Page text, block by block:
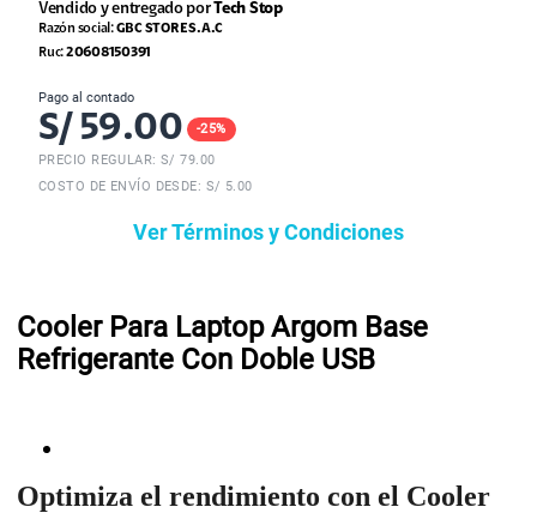
Vendido y entregado por Tech Stop
Razón social:GBC STORE S.A.C
Ruc:20608150391
Pago al contado
S/ 59.00 -25%
PRECIO REGULAR: S/79.00
COSTO DE ENVÍO DESDE: S/ 5.00
Ver Términos y Condiciones
Cooler Para Laptop Argom Base
Refrigerante Con Doble USB
Optimiza el rendimiento con el Cooler